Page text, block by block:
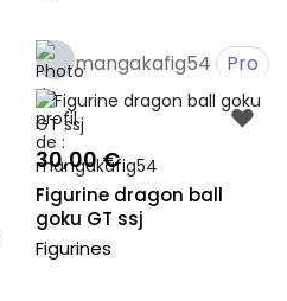
mangakafig54 Pro
30,00 €
Figurine dragon ball
goku GT ssj
Figurines